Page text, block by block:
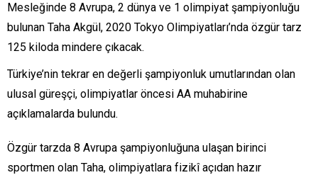
Mesleğinde 8 Avrupa, 2 dünya ve 1 olimpiyat şampiyonluğu
bulunan Taha Akgül, 2020 Tokyo Olimpiyatları’nda özgür tarz
125 kiloda mindere çıkacak.
Türkiye’nin tekrar en değerli şampiyonluk umutlarından olan
ulusal güreşçi, olimpiyatlar öncesi AA muhabirine
açıklamalarda bulundu.
Özgür tarzda 8 Avrupa şampiyonluğuna ulaşan birinci
sportmen olan Taha, olimpiyatlara fizikî açıdan hazır